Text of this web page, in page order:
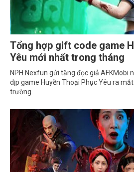
Tổng hợp gift code game
Yêu mới nhất trong tháng
NPH Nexfun gửi tặng đọc giả AFKMobi
dịp game Huyền Thoại Phục Yêu ra
trường.